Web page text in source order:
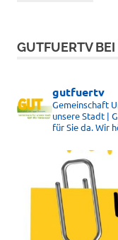
GUTFUERTV
gutfuertv
Gemeinschaft
unsere Stadt |
für Sie da. Wir